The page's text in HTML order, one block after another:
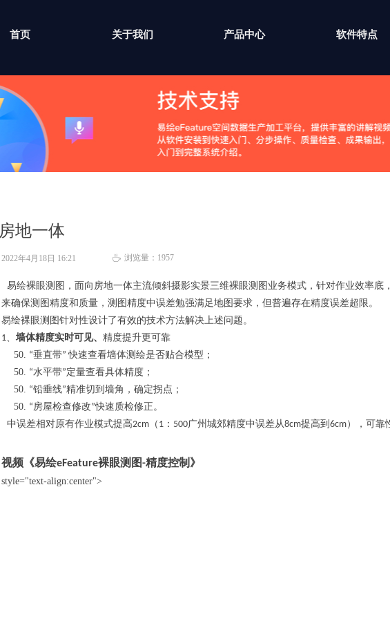
首页 关于我们 产品中心 软件特点
房地一体
易绘裸眼测图，面向房地一体主流倾斜摄影实景三维裸眼测图业务模式，针对作业效率
来确保测图精度和质量，测图精度中误差勉强满足地图要求，但普遍存在精度误差超限。
易绘裸眼测图针对性设计了有效的技术方法解决上述问题。
1、 墙体精度实时可见、 精度提升更可靠
“垂直带”快速查看墙体测绘是否贴合模型；
“水平带”定量查看具体精度；
“铅垂线”精准切到墙角，确定拐点；
“房屋检查修改”快速质检修正。
中误差相对原有作业模式提高2cm （ 1 ： 500广州城郊精度中误差从8cm提高到 6cm），可靠
视频《易绘eFeature裸眼测图-精度控制》
style="text-align:center">
2022年4月18日 16:21 ꄘ 浏览量： 1957